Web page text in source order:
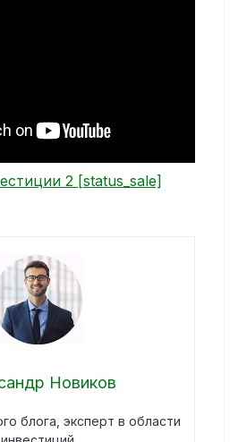
Новиков
блога, эксперт в области